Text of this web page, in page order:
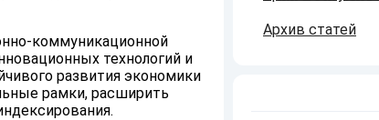
коммуникационной
технологий и
развития экономики
рамки, расширить
Архив статей